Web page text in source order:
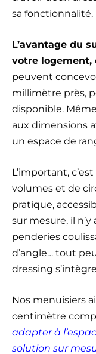
sa fonctionnalité.
L’avantage du
votre logement,
peuvent
millimètre près,
disponible.
aux dimensions
un espace de
L’important,
volumes et de
pratique,
sur mesure, il
penderies
d’angle… tout
dressing
Nos menuisiers
centimètre
adapter à
solution sur